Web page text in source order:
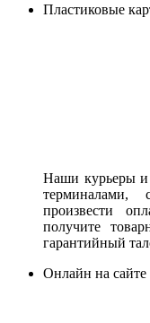
Пластиковые
Наши курьеры и
произвести
получите
гарантийный
Онлайн на сайте